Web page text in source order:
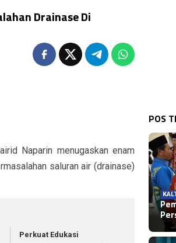
Drainase Di
Naparin menugaskan enam
saluran air (drainase)
Perkuat Edukasi
POS